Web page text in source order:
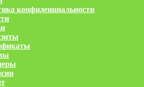
конфиденциальности